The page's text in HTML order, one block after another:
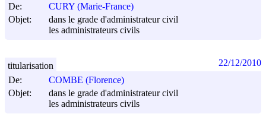
De:
CURY (Marie-France)
Objet:
dans le grade d'administrateur civil
les administrateurs civils
De:
COMBE (Florence)
Objet:
dans le grade d'administrateur civil
les administrateurs civils
titularisation 22/12/2010